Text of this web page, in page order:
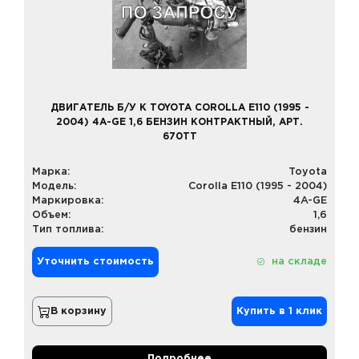
ДВИГАТЕЛЬ Б/У К TOYOTA COROLLA E110 (1995 -
2004) 4A-GE 1,6 БЕНЗИН КОНТРАКТНЫЙ, АРТ.
670TT
Марка:
Toyota
Модель:
Corolla E110 (1995 - 2004)
Маркировка:
4A-GE
Объем:
1,6
Тип топлива:
бензин
Уточнить стоимость на складе
В корзину Купить в 1 клик